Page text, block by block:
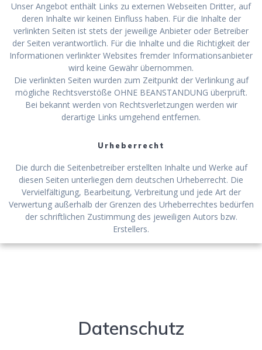
Unser Angebot enthält Links zu externen Webseiten Dritter, auf
deren Inhalte wir keinen Einfluss haben. Für die Inhalte der
verlinkten Seiten ist stets der jeweilige Anbieter oder Betreiber
der Seiten verantwortlich. Für die Inhalte und die Richtigkeit der
Informationen verlinkter Websites fremder Informationsanbieter
wird keine Gewähr übernommen.
Die verlinkten Seiten wurden zum Zeitpunkt der Verlinkung auf
mögliche Rechtsverstöße OHNE BEANSTANDUNG überprüft.
Bei bekannt werden von Rechtsverletzungen werden wir
derartige Links umgehend entfernen.
Urheberrecht
Die durch die Seitenbetreiber erstellten Inhalte und Werke auf
diesen Seiten unterliegen dem deutschen Urheberrecht. Die
Vervielfältigung, Bearbeitung, Verbreitung und jede Art der
Verwertung außerhalb der Grenzen des Urheberrechtes bedürfen
der schriftlichen Zustimmung des jeweiligen Autors bzw.
Erstellers.
Datenschutz